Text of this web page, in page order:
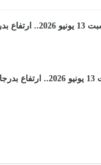
حالة الطقس اليوم السبت 13